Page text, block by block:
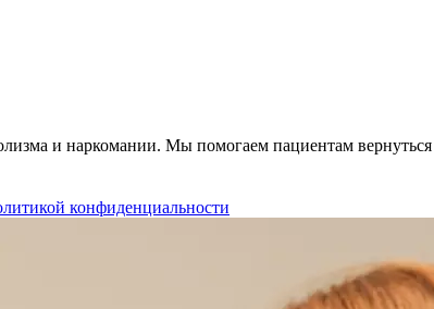
и наркомании. Мы помогаем пациентам
конфиденциальности